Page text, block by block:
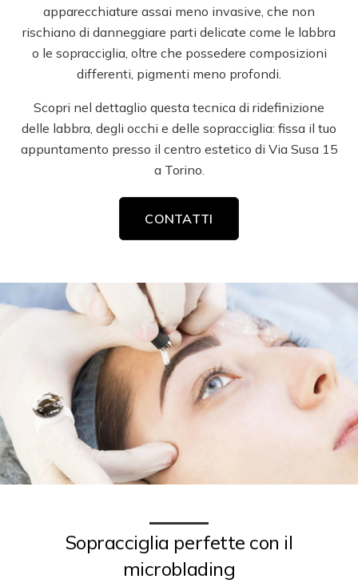
apparecchiature assai meno invasive, che non
rischiano di danneggiare parti delicate come le labbra
o le sopracciglia, oltre che possedere composizioni
differenti, pigmenti meno profondi.
Scopri nel dettaglio questa tecnica di ridefinizione
delle labbra, degli occhi e delle sopracciglia: fissa il tuo
appuntamento presso il centro estetico di Via Susa 15
a Torino.
CONTATTI
Sopracciglia perfette con il
microblading